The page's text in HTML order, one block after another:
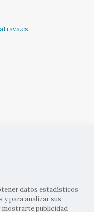
datos estadísticos
y para analizar sus
mostrarte publicidad